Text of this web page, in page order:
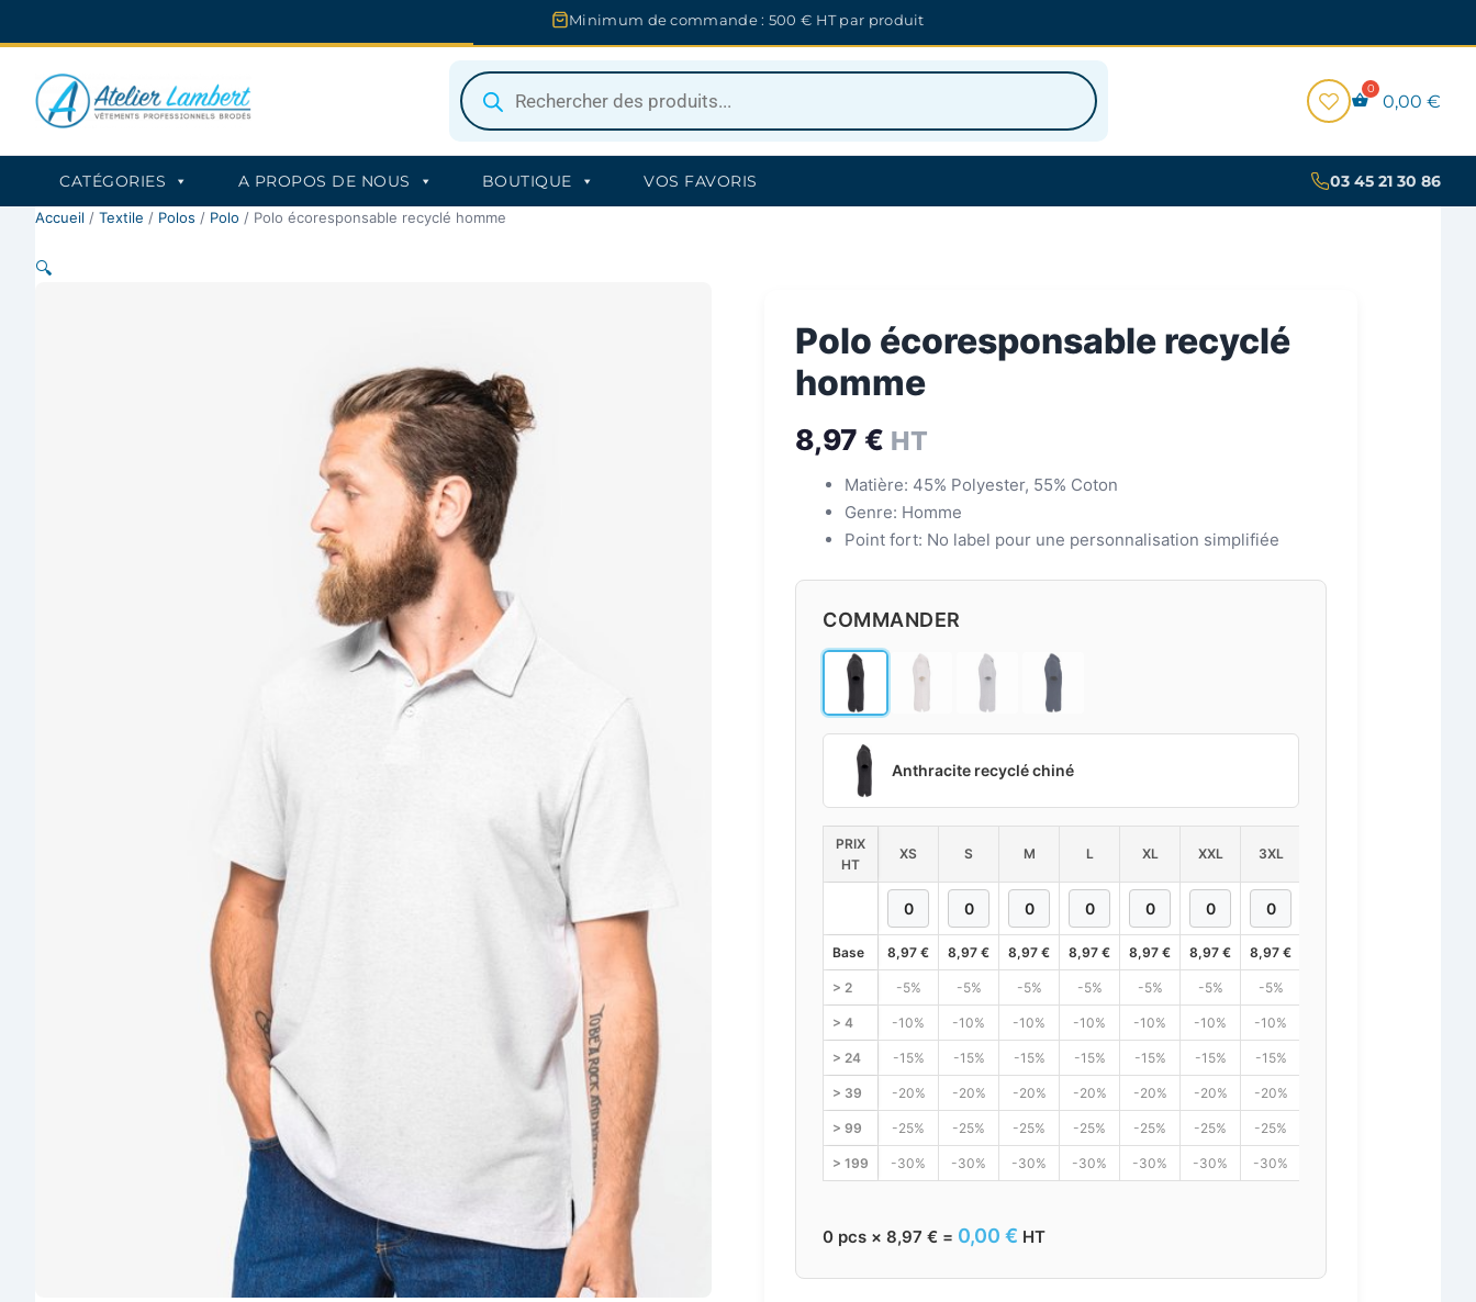
au
Minimum de commande : 500 € HT par produit
Recherche
de
produits
0,00 €
CATÉGORIES A PROPOS DE NOUS BOUTIQUE VOS FAVORIS 03 45 21 30 86
Accueil / Textile / Polos / Polo / Polo écoresponsable recyclé homme
🔍
Polo écoresponsable recyclé
homme
8,97 € HT
Matière: 45% Polyester, 55% Coton
Genre: Homme
Point fort: No label pour une personnalisation simplifiée
COMMANDER
Anthracite recyclé chiné
PRIX
HT
XS S M L XL XXL 3XL
Base 8,97 € 8,97 € 8,97 € 8,97 € 8,97 € 8,97 € 8,97 €
> 2 -5% -5% -5% -5% -5% -5% -5%
> 4 -10% -10% -10% -10% -10% -10% -10%
> 24 -15% -15% -15% -15% -15% -15% -15%
> 39 -20% -20% -20% -20% -20% -20% -20%
> 99 -25% -25% -25% -25% -25% -25% -25%
> 199 -30% -30% -30% -30% -30% -30% -30%
0 pcs × 8,97 € = 0,00 € HT